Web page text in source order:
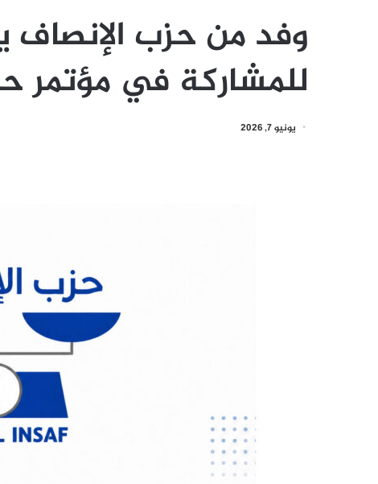
وفد من حزب الإنصاف
للمشاركة في مؤتمر
يونيو 7, 2026